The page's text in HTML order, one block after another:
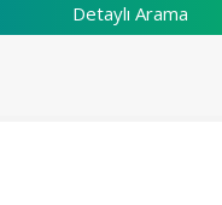
Detaylı Arama